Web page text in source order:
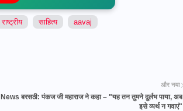
राष्ट्रीय साहित्य aavaj
और नया
बरसठी: पंकज जी महाराज ने कहा – "यह तन तुमने दुर्लभ पाया, अब
इसे व्यर्थ न गवाएं"